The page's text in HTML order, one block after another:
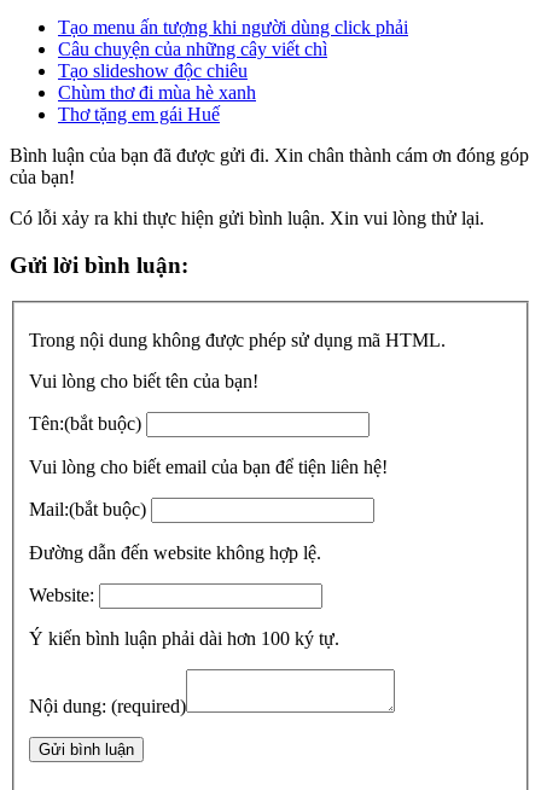
Tạo menu ấn tượng khi người dùng click phải
Câu chuyện của những cây viết chì
Tạo slideshow độc chiêu
Chùm thơ đi mùa hè xanh
Thơ tặng em gái Huế
Bình luận của bạn đã được gửi đi. Xin chân thành cám ơn đóng góp
của bạn!
Có lỗi xảy ra khi thực hiện gửi bình luận. Xin vui lòng thử lại.
Gửi lời bình luận:
Trong nội dung không được phép sử dụng mã HTML.
Vui lòng cho biết tên của bạn!
Tên:(bắt buộc)
Vui lòng cho biết email của bạn để tiện liên hệ!
Mail:(bắt buộc)
Đường dẫn đến website không hợp lệ.
Website:
Ý kiến bình luận phải dài hơn 100 ký tự.
Nội dung: (required)